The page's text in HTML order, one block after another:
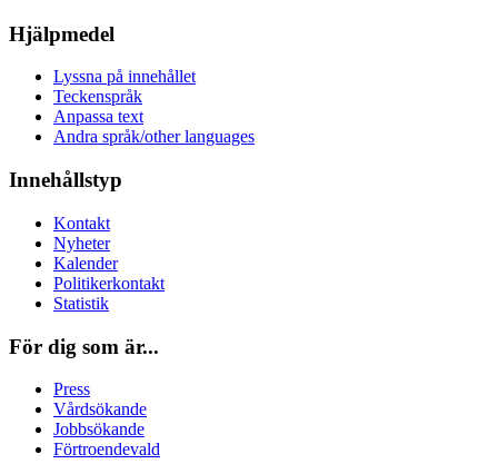
Hjälpmedel
Lyssna på innehållet
Teckenspråk
Anpassa text
Andra språk/other languages
Innehållstyp
Kontakt
Nyheter
Kalender
Politikerkontakt
Statistik
För dig som är...
Press
Vårdsökande
Jobbsökande
Förtroendevald